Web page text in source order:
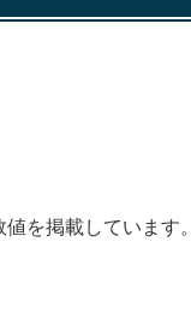
を掲載しています。